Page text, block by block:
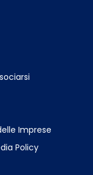
Imprese
Policy